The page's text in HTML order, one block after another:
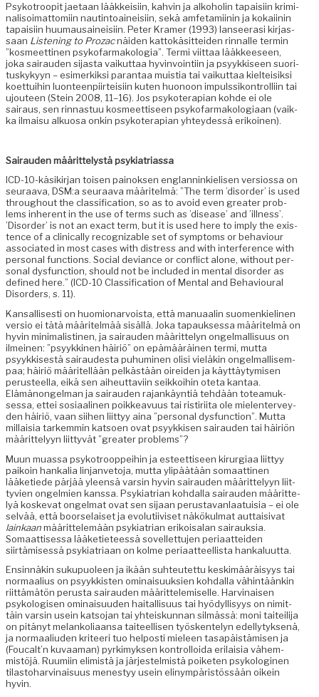
Psykotroo­p­it jae­taan lääkkeisi­in, kahvin ja alko­holin tapaisi­in krim­i­
nal­isoimat­tomi­in nautin­toaineisi­in, sekä amfe­tami­inin ja kokai­inin
tapaisi­in huumau­saineisi­in. Peter Kramer (1993) lanseerasi kir­jas­
saan Lis­ten­ing to Prozacnäi­den kat­tokäsit­tei­den rin­nalle ter­min
”kos­meet­ti­nen psyko­far­makolo­gia”. Ter­mi viit­taa lääk­keeseen,
joka sairau­den sijas­ta vaikut­taa hyv­in­voin­ti­in ja psyykkiseen suori­
tuskykyyn – esimerkik­si paran­taa muis­tia tai vaikut­taa kiel­teisik­si
koet­tui­hin luon­teen­pi­irteisi­in kuten huonoon impulssikon­trol­li­in tai
ujouteen (Stein 2008, 11–16). Jos psykoter­api­an kohde ei ole
sairaus, sen rin­nas­tuu kos­meet­tiseen psyko­far­makolo­giaan (vaik­
ka ilmaisu alku­osa onkin psykoter­api­an yhtey­dessä erikoinen).
Sairau­den määrit­telystä psykiatriassa
ICD-10-käsikir­jan toisen pain­ok­sen englan­ninkielisen ver­sios­sa on
seu­raa­va, DSM:a seu­raa­va määritelmä: ”The term ’dis­or­der’ is used
through­out the clas­si­fi­ca­tion, so as to avoid even greater prob­
lems inher­ent in the use of terms such as ’dis­ease’ and ’ill­ness’.
’Dis­or­der’ is not an exact term, but it is used here to imply the exis­
tence of a clin­i­cal­ly rec­og­niz­able set of symp­toms or behav­iour
asso­ci­at­ed in most cas­es with dis­tress and with inter­fer­ence with
per­son­al func­tions. Social deviance or con­flict alone, with­out per­
son­al dys­func­tion, should not be includ­ed in men­tal dis­or­der as
defined here.” (ICD-10 Clas­si­fi­ca­tion of Men­tal and Behav­iour­al
Dis­or­ders, s. 11).
Kansal­lis­es­ti on huomionar­voista, että man­u­aalin suomenkieli­nen
ver­sio ei tätä määritelmää sisäl­lä. Joka tapauk­ses­sa määritelmä on
hyvin min­i­mal­isti­nen, ja sairau­den määrit­te­lyn ongel­mallisu­us on
ilmeinen: ”psyykki­nen häir­iö” on epämääräi­nen ter­mi, mut­ta
psyykkises­tä sairaud­es­ta puhumi­nen olisi vieläkin ongel­mallisem­
paa; häir­iö määritel­lään pelkästään oirei­den ja käyt­täy­tymisen
perus­teel­la, eikä sen aiheut­tavi­in seikkoi­hin ote­ta kan­taa.
Elämänon­gel­man ja sairau­den rajankäyn­tiä tehdään totea­muk­
ses­sa, ettei sosi­aa­li­nen poikkeavu­us tai ris­tiri­ita ole mie­len­ter­vey­
den häir­iö, vaan siihen liit­tyy aina ”per­son­al dys­func­tion”. Mut­ta
mil­laisia tarkem­min kat­soen ovat psyykkisen sairau­den tai häir­iön
määrit­te­lyyn liit­tyvät ”greater problems”?
Muun muas­sa psykotrooppei­hin ja esteet­tiseen kirur­giaa liit­tyy
paikoin han­kalia lin­jan­ve­to­ja, mut­ta ylipäätään somaat­ti­nen
lääketiede pär­jää yleen­sä varsin hyvin sairau­den määrit­te­lyyn liit­
tyvien ongelmien kanssa. Psyki­a­tri­an kohdal­la sairau­den määrit­te­
lyä koske­vat ongel­mat ovat sen sijaan perus­ta­van­laa­tu­isia – ei ole
selvää, että boorse­laiset ja evo­lu­ti­iviset näkökul­mat aut­taisi­vat
lainkaanmäärit­telemään psyki­a­tri­an erikoisalan sairauk­sia.
Somaat­tises­sa lääketi­eteessä sovel­let­tu­jen peri­aat­tei­den
siirtämisessä psyki­a­tri­aan on kolme peri­aat­teel­lista hankaluutta.
Ensin­näkin sukupuoleen ja ikään suh­teutet­tu keskimääräisyys tai
nor­maal­ius on psyykkisten omi­naisuuk­sien kohdal­la vähin­täänkin
riit­tämätön perus­ta sairau­den määrit­telemiselle. Harv­inaisen
psykol­o­gisen omi­naisu­u­den haitallisu­us tai hyödyl­lisyys on nimit­
täin varsin usein kat­so­jan tai yhteiskun­nan silmässä: moni taiteil­i­ja
on pitänyt melanko­li­aansa taiteel­lisen työsken­te­lyn edel­ly­tyk­senä,
ja nor­maal­i­u­den kri­teeri tuo hel­posti mieleen tas­apäistämisen ja
(Foucalt’n kuvaa­man) pyrkimyk­sen kon­trol­loi­da eri­laisia vähem­
mistöjä. Ruumi­in elim­istä ja jär­jestelmistä poiketen psykologi­nen
tilas­to­harv­inaisu­us men­estyy usein elinympäristössään oikein
hyvin.